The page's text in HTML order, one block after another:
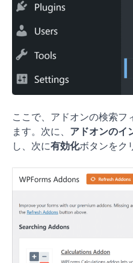
ここで、アドオンの検索フ
ます。次に、 アドオンのイ
し、次に有効化ボタンをク